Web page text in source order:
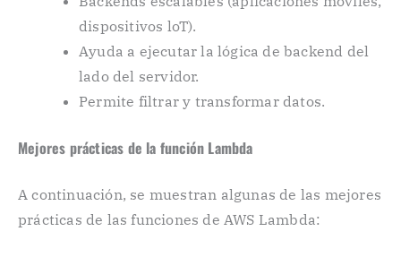
dispositivos loT).
Ayuda a ejecutar la lógica de backend del
lado del servidor.
Permite filtrar y transformar datos.
Mejores prácticas de la función Lambda
A continuación, se muestran algunas de las mejores
prácticas de las funciones de AWS Lambda: